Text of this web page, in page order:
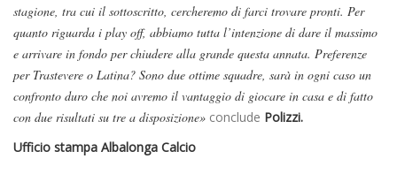
stagione, tra cui il sottoscritto, cercheremo di farci trovare pronti. Per
quanto riguarda i play off, abbiamo tutta l’intenzione di dare il massimo
e arrivare in fondo per chiudere alla grande questa annata. Preferenze
per Trastevere o Latina? Sono due ottime squadre, sarà in ogni caso un
confronto duro che noi avremo il vantaggio di giocare in casa e di fatto
con due risultati su tre a disposizione» conclude Polizzi.
Ufficio stampa Albalonga Calcio